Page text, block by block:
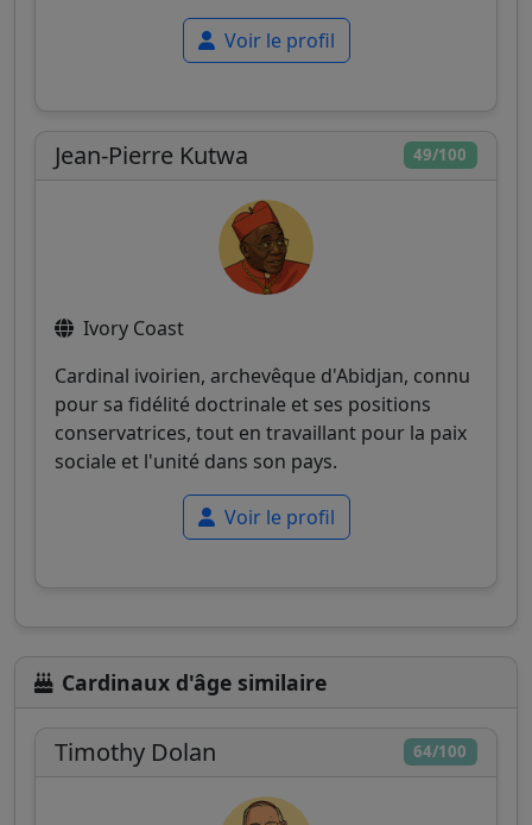
Voir le profil
49/100
Jean-Pierre Kutwa
Ivory Coast
Cardinal ivoirien, archevêque d'Abidjan, connu
pour sa fidélité doctrinale et ses positions
conservatrices, tout en travaillant pour la paix
sociale et l'unité dans son pays.
Voir le profil
Cardinaux d'âge similaire
64/100
Timothy Dolan